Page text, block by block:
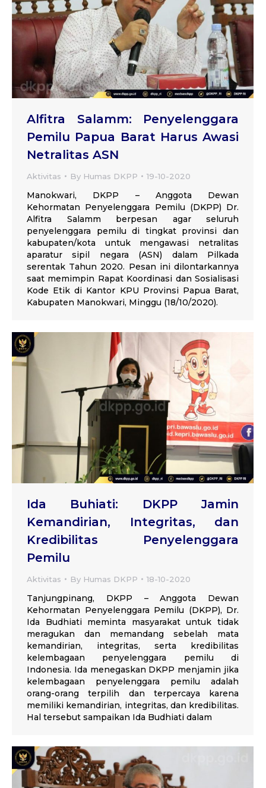
Alfitra Salamm: Penyelenggara
Pemilu Papua Barat Harus Awasi
Netralitas ASN
Aktivitas By Humas DKPP 19-10-2020
Manokwari, DKPP – Anggota Dewan
Kehormatan Penyelenggara Pemilu (DKPP) Dr.
Alfitra Salamm berpesan agar seluruh
penyelenggara pemilu di tingkat provinsi dan
kabupaten/kota untuk mengawasi netralitas
aparatur sipil negara (ASN) dalam Pilkada
serentak Tahun 2020. Pesan ini dilontarkannya
saat memimpin Rapat Koordinasi dan Sosialisasi
Kode Etik di Kantor KPU Provinsi Papua Barat,
Kabupaten Manokwari, Minggu (18/10/2020).
Ida Buhiati: DKPP Jamin
Kemandirian, Integritas, dan
Kredibilitas Penyelenggara
Pemilu
Aktivitas By Humas DKPP 18-10-2020
Tanjungpinang, DKPP – Anggota Dewan
Kehormatan Penyelenggara Pemilu (DKPP), Dr.
Ida Budhiati meminta masyarakat untuk tidak
meragukan dan memandang sebelah mata
kemandirian, integritas, serta kredibilitas
kelembagaan penyelenggara pemilu di
Indonesia. Ida menegaskan DKPP menjamin jika
kelembagaan penyelenggara pemilu adalah
orang-orang terpilih dan terpercaya karena
memiliki kemandirian, integritas, dan kredibilitas.
Hal tersebut sampaikan Ida Budhiati dalam